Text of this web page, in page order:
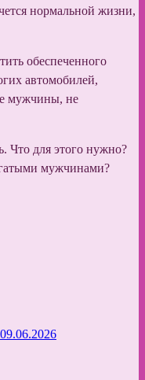
нормальной жизни,
обеспеченного
автомобилей,
мужчины, не
Что для этого нужно?
мужчинами?